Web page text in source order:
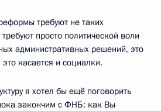
требуют не таких
просто политической воли
административных решений, это
касается и социалки.
я хотел бы ещё поговорить
закончим с ФНБ: как Вы